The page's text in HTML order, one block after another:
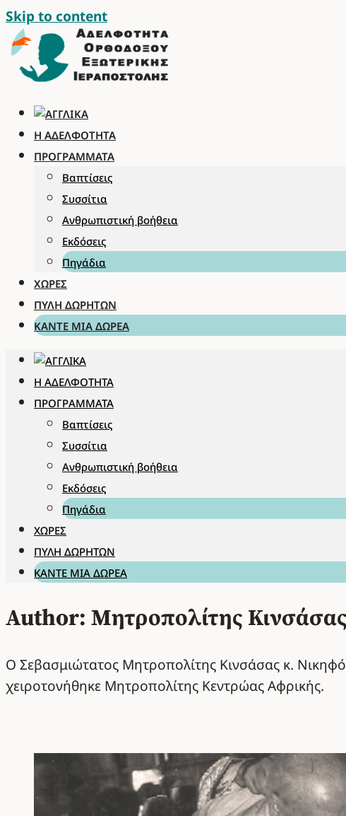
Skip to content
Η ΑΔΕΛΦΌΤΗΤΑ
ΠΡΟΓΡΆΜΜΑΤΑ
Βαπτίσεις
Συσσίτια
Ανθρωπιστική βοήθεια
Εκδόσεις
Πηγάδια
ΧΏΡΕΣ
ΠΎΛΗ ΔΩΡΗΤΏΝ
ΚΆΝΤΕ ΜΊΑ ΔΩΡΕΆ
Η ΑΔΕΛΦΌΤΗΤΑ
ΠΡΟΓΡΆΜΜΑΤΑ
Βαπτίσεις
Συσσίτια
Ανθρωπιστική βοήθεια
Εκδόσεις
Πηγάδια
ΧΏΡΕΣ
ΠΎΛΗ ΔΩΡΗΤΏΝ
ΚΆΝΤΕ ΜΊΑ ΔΩΡΕΆ
Author: Μητροπολίτης
Ο Σεβασμιώτατος Μητροπολίτης Κινσάσας κ.
χειροτονήθηκε Μητροπολίτης Κεντρώας Αφρικής.